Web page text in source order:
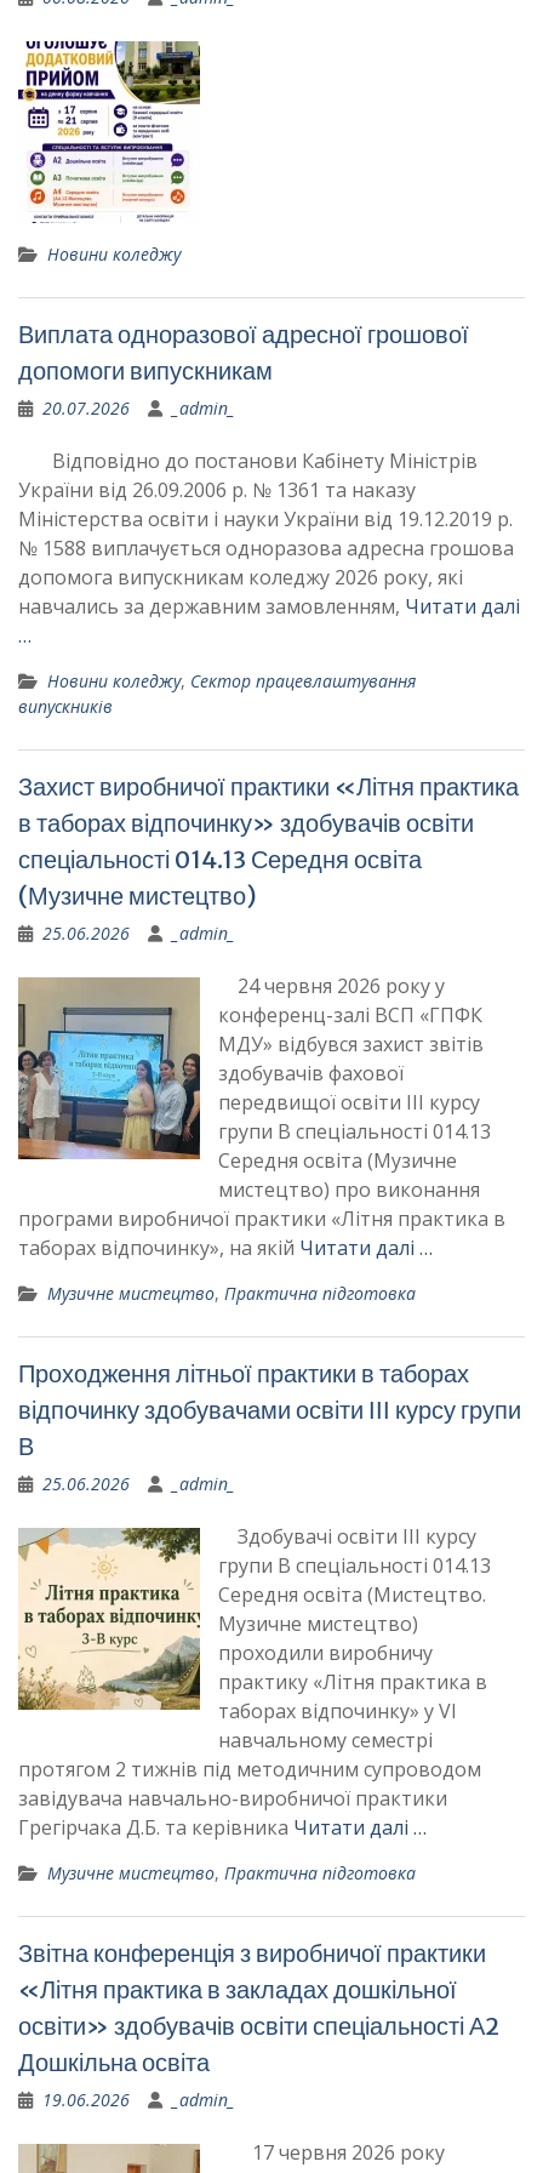
Новини коледжу
Виплата одноразової адресної грошової
допомоги випускникам
20.07.2026 _admin_
Відповідно до постанови Кабінету Міністрів
України від 26.09.2006 р. № 1361 та наказу
Міністерства освіти і науки України від 19.12.2019 р.
№ 1588 виплачується одноразова адресна грошова
допомога випускникам коледжу 2026 року, які
навчались за державним замовленням, Читати далі
…
Новини коледжу, Сектор працевлаштування
випускників
Захист виробничої практики «Літня практика
в таборах відпочинку» здобувачів освіти
спеціальності 014.13 Середня освіта
(Музичне мистецтво)
25.06.2026 _admin_
24 червня 2026 року у
конференц-залі ВСП «ГПФК
МДУ» відбувся захист звітів
здобувачів фахової
передвищої освіти ІІІ курсу
групи В спеціальності 014.13
Середня освіта (Музичне
мистецтво) про виконання
програми виробничої практики «Літня практика в
таборах відпочинку», на якій Читати далі …
Музичне мистецтво, Практична підготовка
Проходження літньої практики в таборах
відпочинку здобувачами освіти ІІІ курсу групи
В
25.06.2026 _admin_
Здобувачі освіти ІІІ курсу
групи В спеціальності 014.13
Середня освіта (Мистецтво.
Музичне мистецтво)
проходили виробничу
практику «Літня практика в
таборах відпочинку» у VІ
навчальному семестрі
протягом 2 тижнів під методичним супроводом
завідувача навчально-виробничої практики
Грегірчака Д.Б. та керівника Читати далі …
Музичне мистецтво, Практична підготовка
Звітна конференція з виробничої практики
«Літня практика в закладах дошкільної
освіти» здобувачів освіти спеціальності А2
Дошкільна освіта
19.06.2026 _admin_
17 червня 2026 року